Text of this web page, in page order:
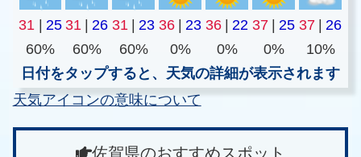
31 | 25 31 | 26 31 | 23 36 | 23 36 | 22 37 | 25 37 | 26
60%
60% 60% 0% 0% 0%
10%
日付をタップすると、天気の詳細が表示されます
天気アイコンの意味について
佐賀県のおすすめスポット